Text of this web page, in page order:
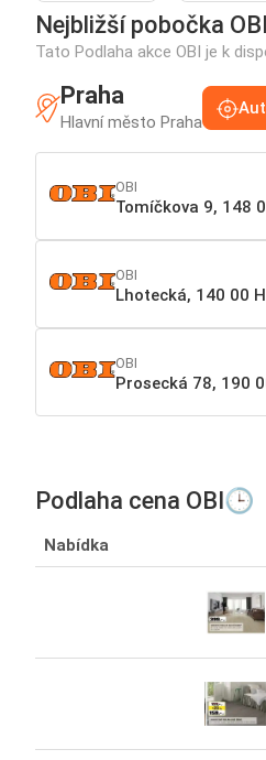
Nejbližší pobočka OBI
Tato Podlaha akce OBI je k
Praha
Hlavní město Praha
OBI
Tomíčkova 9, 148
OBI
Lhotecká, 140 00
OBI
Prosecká 78, 190
Podlaha cena OBI🕒
Nabídka